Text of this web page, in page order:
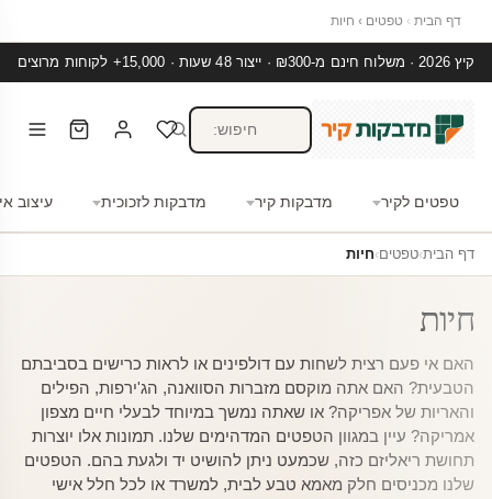
דף הבית › טפטים › חיות
קיץ 2026 · משלוח חינם מ-₪300 · ייצור 48 שעות · 15,000+ לקוחות מרוצים
טפטים לקיר מדבקות קיר מדבקות לזכוכית עיצוב
דף הבית›טפטים›חיות
חיות
האם אי פעם רצית לשחות עם דולפינים או לראות כרישים בסביבתם
הטבעית? האם אתה מוקסם מזברות הסוואנה, הג'ירפות, הפילים
והאריות של אפריקה? או שאתה נמשך במיוחד לבעלי חיים מצפון
אמריקה? עיין במגוון הטפטים המדהימים שלנו. תמונות אלו יוצרות
תחושת ריאליזם כזה, שכמעט ניתן להושיט יד ולגעת בהם. הטפטים
שלנו מכניסים חלק מאמא טבע לבית, למשרד או לכל חלל אישי